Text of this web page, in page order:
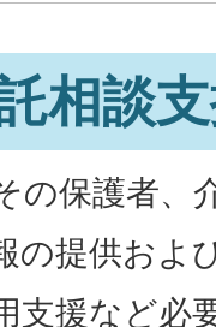
相談
の保護者、
の提供およ
支援など必